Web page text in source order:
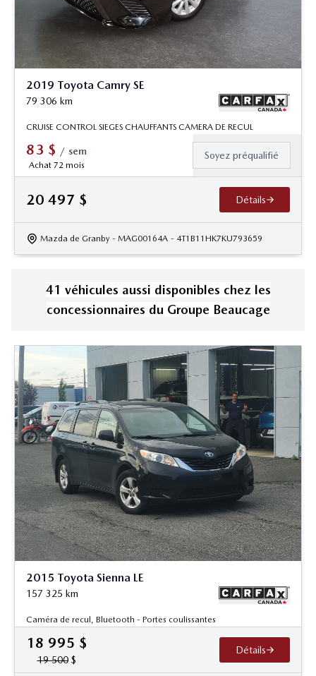
2019 Toyota Camry SE
79 306 km
CRUISE CONTROL SIEGES CHAUFFANTS CAMERA DE RECUL
83 $ / sem
Achat 72 mois
Soyez préqualifié
20 497 $ Détails
Mazda de Granby - MAG00164A - 4T1B11HK7KU793659
41 véhicules aussi disponibles chez les
concessionnaires du Groupe Beaucage
2015 Toyota Sienna LE
157 325 km
Caméra de recul, Bluetooth - Portes coulissantes
18 995 $
19 500$
Détails